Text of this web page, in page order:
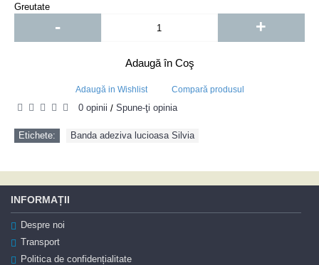
Greutate
- +
Adaugă în Coş
Adaugă in Wishlist Compară produsul
0 opinii / Spune-ţi opinia
Etichete: Banda adeziva lucioasa Silvia
INFORMAȚII
Despre noi
Transport
Politica de confidențialitate